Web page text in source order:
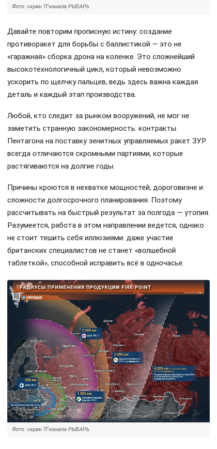
Фото: скрин ТГ-канала РЫБАРЬ
Давайте повторим прописную истину: создание
противоракет для борьбы с баллистикой — это не
«гаражная» сборка дрона на коленке. Это сложнейший
высокотехнологичный цикл, который невозможно
ускорить по щелчку пальцев, ведь здесь важна каждая
деталь и каждый этап производства.
Любой, кто следит за рынком вооружений, не мог не
заметить странную закономерность: контракты
Пентагона на поставку зенитных управляемых ракет ЗУР
всегда отличаются скромными партиями, которые
растягиваются на долгие годы.
Причины кроются в нехватке мощностей, дороговизне и
сложности долгосрочного планирования. Поэтому
рассчитывать на быстрый результат за полгода — утопия.
Разумеется, работа в этом направлении ведется, однако
не стоит тешить себя иллюзиями: даже участие
британских специалистов не станет «волшебной
таблеткой», способной исправить всё в одночасье.
Фото: скрин ТГ-канала РЫБАРЬ